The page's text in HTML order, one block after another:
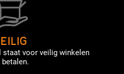
staat voor veilig winkelen
betalen.